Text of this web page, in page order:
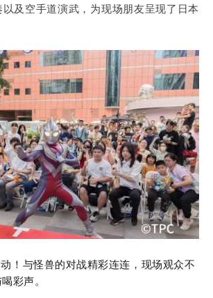
及空手道演武，为现场朋友呈现了日本
！与怪兽的对战精彩连连，现场观众不
彩声。